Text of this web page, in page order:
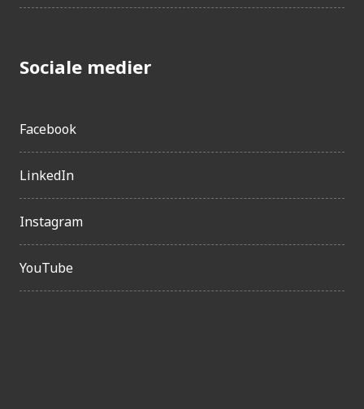
Sociale medier
Facebook
LinkedIn
Instagram
YouTube